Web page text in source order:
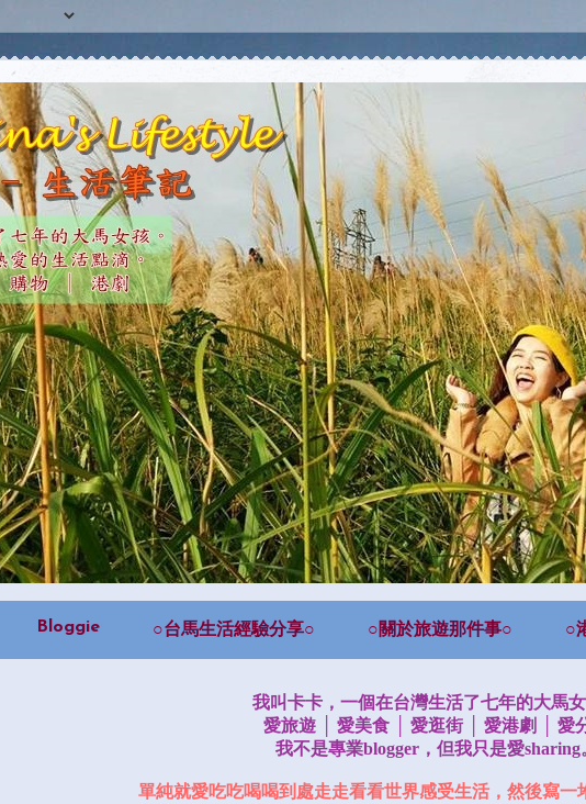
Bloggie ○台馬生活經驗分享○ ○關於旅遊那件事○ ○
我叫卡卡，一個在台灣生活了七年的大馬女
愛旅遊 │ 愛美食 │ 愛逛街 │ 愛港劇 │ 愛
我不是專業blogger，但我只是愛sharing
單純就愛吃吃喝喝到處走走看看世界感受生活，然後寫一